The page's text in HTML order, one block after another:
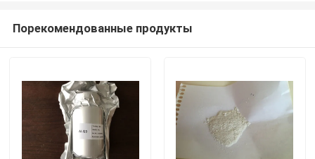
Порекомендованные продукты